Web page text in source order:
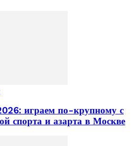
играем по-крупному с
спорта и азарта в Москве